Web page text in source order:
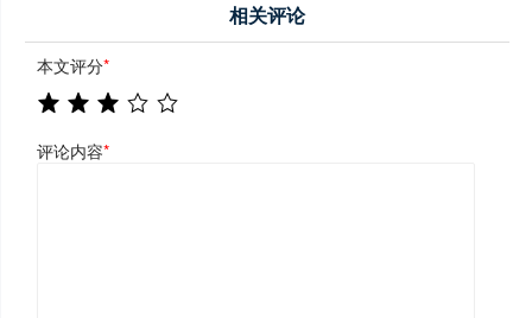
相关评论
本文评分*
评论内容*